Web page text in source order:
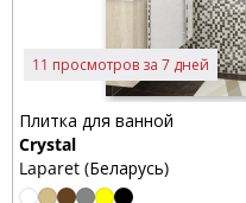
11 просмотров за 7 дней
Плитка для ванной
Crystal
Laparet (Беларусь)